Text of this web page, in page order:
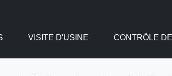
VISITE D'USINE CONTRÔLE